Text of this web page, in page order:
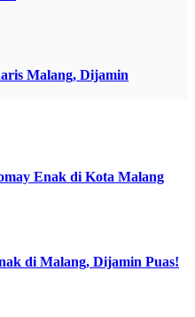
Malang, Dijamin
Enak di Kota Malang
di Malang, Dijamin Puas!